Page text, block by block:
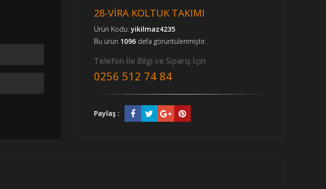
28-VİRA KOLTUK TAKIMI
Ürün Kodu:yikilmaz4235
Bu ürün 1096defa görüntülenmiştir.
Telefon İle Bilgi ve Sipariş İçin
0256 512 74 84
Paylaş :